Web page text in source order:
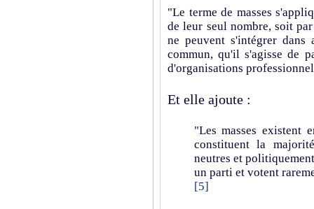
"Le terme de masses
de leur seul nombre, soit
ne peuvent s'intégrer dans
commun, qu'il s'agisse de
d'organisations
Et elle ajoute :
"Les masses existent
constituent la
neutres et
un parti et votent
[5]